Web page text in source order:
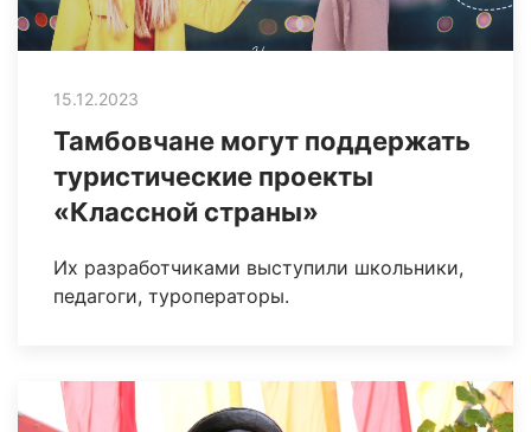
15.12.2023
Тамбовчане могут поддержать
туристические проекты
«Классной страны»
Их разработчиками выступили школьники,
педагоги, туроператоры.